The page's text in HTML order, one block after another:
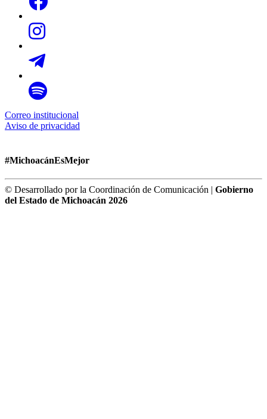
Correo institucional
Aviso de privacidad
#MichoacánEsMejor
© Desarrollado por la Coordinación de Comunicación | Gobierno
del Estado de Michoacán 2026